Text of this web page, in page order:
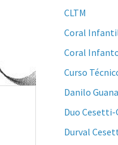
CLTM
Coral
Coral
Curso
Danilo
Duo Cesetti-
Durval